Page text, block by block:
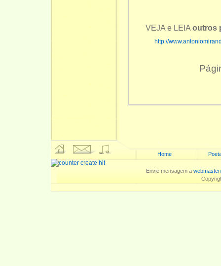
VEJA e LEIA outros
http://
Home
Envie mensagem a